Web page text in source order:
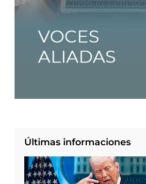
Últimas informaciones